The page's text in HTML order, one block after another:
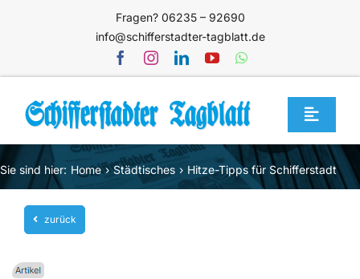
Fragen? 06235 – 92690
info@schifferstadter-tagblatt.de
Toggle
Home
Themen
Blog
Sie sind hier: Home Städtisches Hitze-Tipps für Schifferstadt
zurück